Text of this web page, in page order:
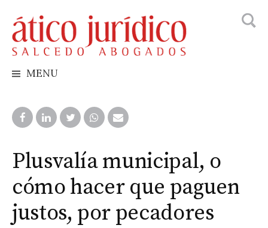
to
content
MENU
Plusvalía municipal, o
cómo hacer que paguen
justos, por pecadores